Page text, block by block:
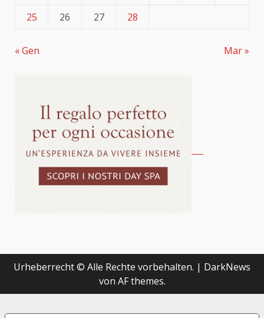
25
26 27 28
« Gen Mar »
Urheberrecht © Alle Rechte vorbehalten. | DarkNews
von AF themes.